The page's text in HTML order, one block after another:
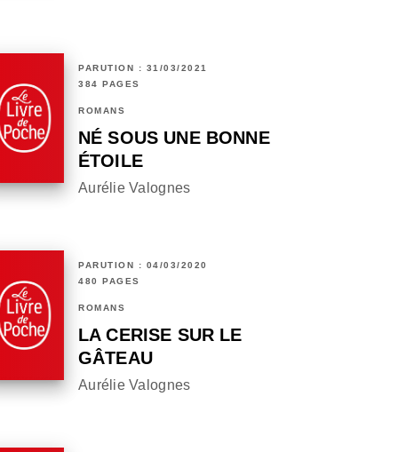
PARUTION : 31/03/2021
384 PAGES
ROMANS
NÉ SOUS UNE BONNE
ÉTOILE
Aurélie Valognes
PARUTION : 04/03/2020
480 PAGES
ROMANS
LA CERISE SUR LE
GÂTEAU
Aurélie Valognes